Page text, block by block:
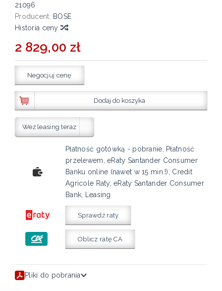
21096
Producent: BOSE
Historia ceny
2 829,00 zł
Negocjuj cenę
Dodaj do koszyka
Weź leasing teraz
Płatność gotówką - pobranie, Płatność
przelewem, eRaty Santander Consumer
Banku online (nawet w 15 min.!), Credit
Agricole Raty, eRaty Santander Consumer
Bank, Leasing
Sprawdź raty
Oblicz ratę CA
Pliki do pobrania